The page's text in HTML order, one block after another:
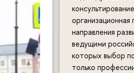
организационная
направления
ведущими
которых выбор
только